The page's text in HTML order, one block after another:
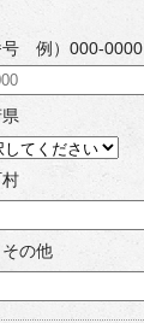
号 例）000-0000
の他